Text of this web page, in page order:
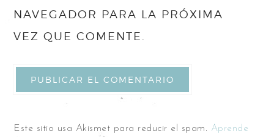
NAVEGADOR PARA LA PRÓXIMA
VEZ QUE COMENTE.
Este sitio usa Akismet para reducir el spam. Aprende